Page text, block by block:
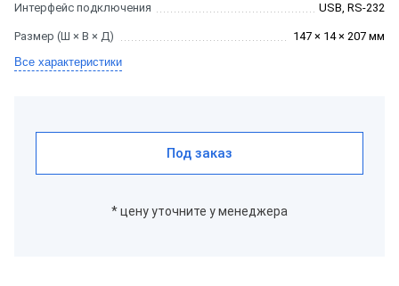
Интерфейс подключения USB, RS-232
Размер (Ш × В × Д)
147 × 14 × 207 мм
Все характеристики
Под заказ
* цену уточните у менеджера